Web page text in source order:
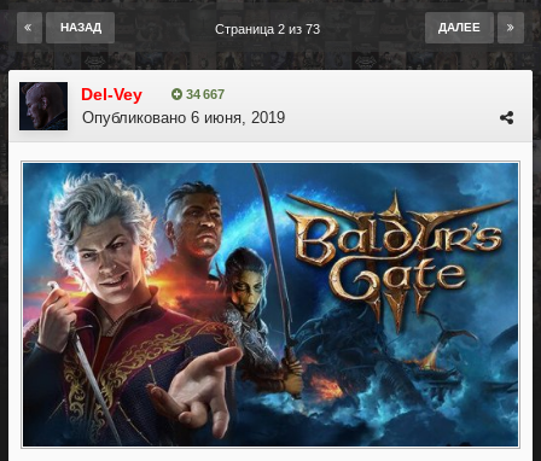
НАЗАД ДАЛЕЕ
Страница 2 из 73
Del-Vey 34 667
Опубликовано 6 июня, 2019